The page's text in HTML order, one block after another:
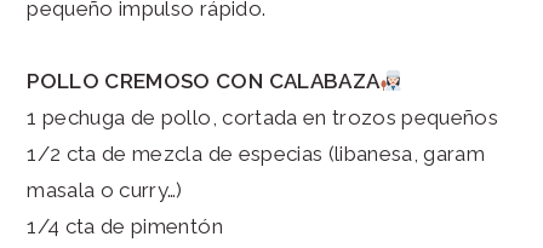
pequeño impulso rápido.
POLLO CREMOSO CON CALABAZA
1 pechuga de pollo, cortada en trozos pequeños
1/2 cta de mezcla de especias (libanesa, garam
masala o curry…)
1/4 cta de pimentón